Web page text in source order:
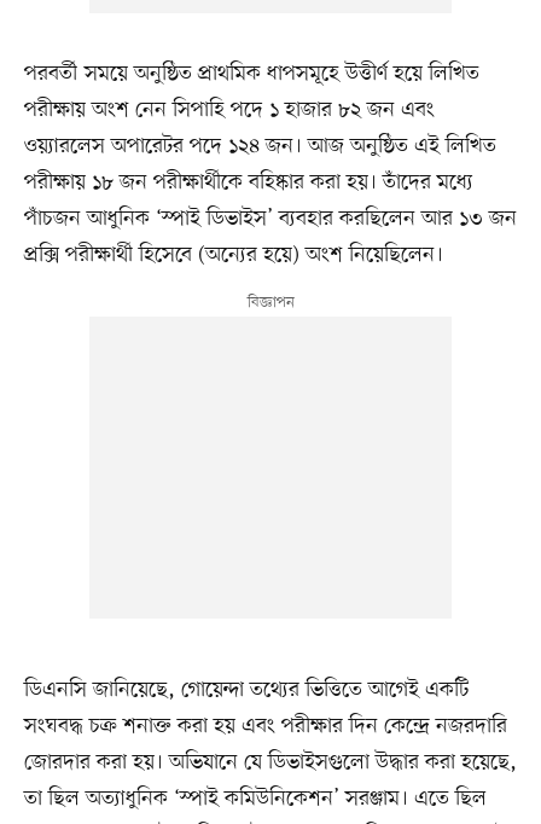
পরবর্তী সময়ে অনুষ্ঠিত প্রাথমিক ধাপসমূহে উত্তীর্ণ হয়ে লিখিত
পরীক্ষায় অংশ নেন সিপাহি পদে ১ হাজার ৮২ জন এবং
ওয়্যারলেস অপারেটর পদে ১২৪ জন। আজ অনুষ্ঠিত এই লিখিত
পরীক্ষায় ১৮ জন পরীক্ষার্থীকে বহিষ্কার করা হয়। তাঁদের মধ্যে
পাঁচজন আধুনিক ‘স্পাই ডিভাইস’ ব্যবহার করছিলেন আর ১৩ জন
প্রক্সি পরীক্ষার্থী হিসেবে (অন্যের হয়ে) অংশ নিয়েছিলেন।
ডিএনসি জানিয়েছে, গোয়েন্দা তথ্যের ভিত্তিতে আগেই একটি
সংঘবদ্ধ চক্র শনাক্ত করা হয় এবং পরীক্ষার দিন কেন্দ্রে নজরদারি
জোরদার করা হয়। অভিযানে যে ডিভাইসগুলো উদ্ধার করা হয়েছে,
তা ছিল অত্যাধুনিক ‘স্পাই কমিউনিকেশন’ সরঞ্জাম। এতে ছিল